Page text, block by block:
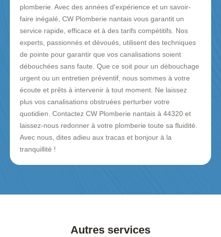
plomberie. Avec des années d'expérience et un savoir-
faire inégalé, CW Plomberie nantais vous garantit un
service rapide, efficace et à des tarifs compétitifs. Nos
experts, passionnés et dévoués, utilisent des techniques
de pointe pour garantir que vos canalisations soient
débouchées sans faute. Que ce soit pour un débouchage
urgent ou un entretien préventif, nous sommes à votre
écoute et prêts à intervenir à tout moment. Ne laissez
plus vos canalisations obstruées perturber votre
quotidien. Contactez CW Plomberie nantais à 44320 et
laissez-nous redonner à votre plomberie toute sa fluidité.
Avec nous, dites adieu aux tracas et bonjour à la
tranquillité !
Autres services